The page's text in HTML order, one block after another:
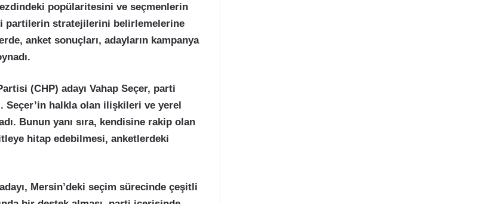
popülaritesini ve seçmenlerin
partilerin stratejilerini belirlemelerine
anket sonuçları, adayların kampanya
(CHP) adayı Vahap Seçer, parti
Seçer’in halkla olan ilişkileri ve yerel
Bunun yanı sıra, kendisine rakip olan
hitap edebilmesi, anketlerdeki
Mersin’deki seçim sürecinde çeşitli